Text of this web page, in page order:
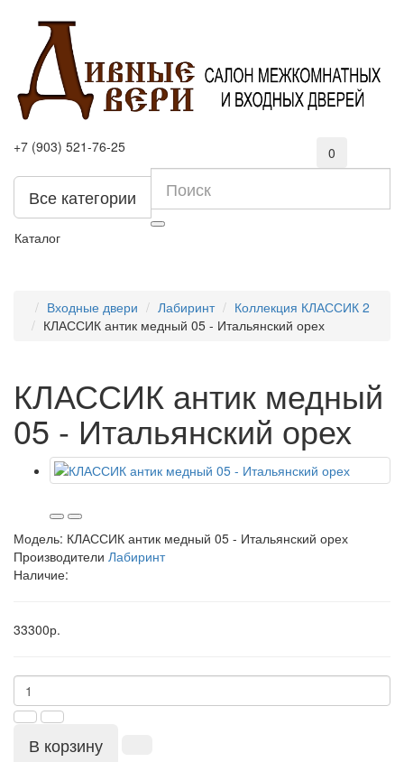
+7 (903) 521-76-25 0
Все категории
Каталог
Входные двери Лабиринт
Коллекция КЛАССИК 2
КЛАССИК антик медный 05 - Итальянский орех
КЛАССИК антик медный
05 - Итальянский орех
Модель: КЛАССИК антик медный 05 - Итальянский орех
Производители Лабиринт
Наличие:
33300р.
В корзину